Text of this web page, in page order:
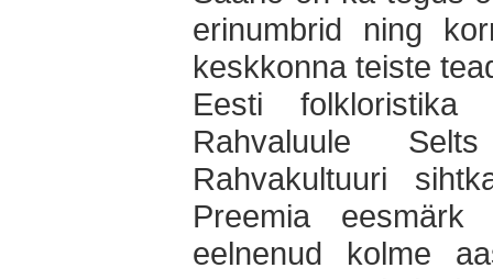
erinumbrid ning
keskkonna teiste
Eesti folkloristika
Rahvaluule
Rahvakultuuri
Preemia
eelnenud kolme